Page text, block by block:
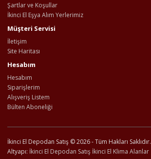
Şartlar ve Koşullar
İkinci El Eşya Alım Yerlerimiz
Müşteri Servisi
İletişim
Site Haritası
Hesabım
Hesabım
Siparişlerim
Alışveriş Listem
Bülten Aboneliği
İkinci El Depodan Satış © 2026 - Tüm Hakları Saklıdır.
Altyapı: İkinci El Depodan Satış İkinci El Klima Alanlar